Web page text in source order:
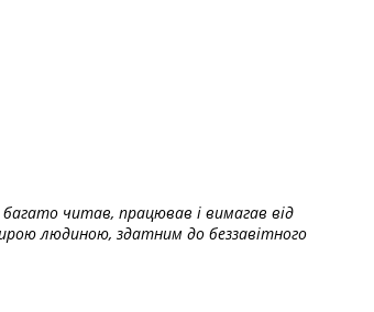
багато читав, працював і вимагав від
людиною, здатним до беззавітного